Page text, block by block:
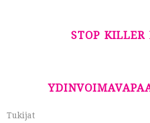
STOP KILLER
Tukijat